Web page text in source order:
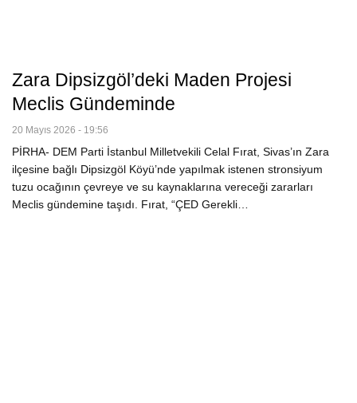
Zara Dipsizgöl’deki Maden Projesi
Meclis Gündeminde
20 Mayıs 2026 - 19:56
PİRHA- DEM Parti İstanbul Milletvekili Celal Fırat, Sivas’ın Zara
ilçesine bağlı Dipsizgöl Köyü’nde yapılmak istenen stronsiyum
tuzu ocağının çevreye ve su kaynaklarına vereceği zararları
Meclis gündemine taşıdı. Fırat, “ÇED Gerekli…